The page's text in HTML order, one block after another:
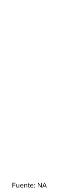
Fuente: NA